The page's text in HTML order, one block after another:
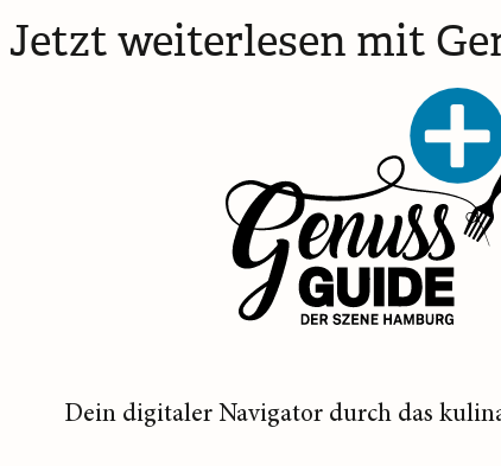
Jetzt weiterlesen mit
Dein digitaler Navigator durch das